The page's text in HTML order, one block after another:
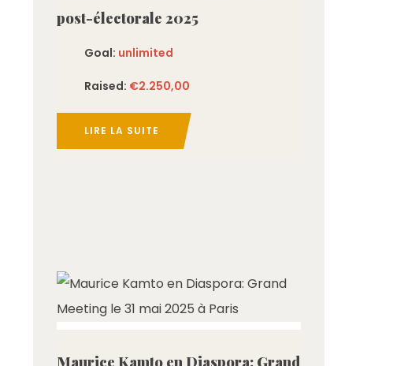
post-électorale 2025
Goal: unlimited
Raised: €2.250,00
LIRE LA SUITE
Maurice Kamto en Diaspora: Grand